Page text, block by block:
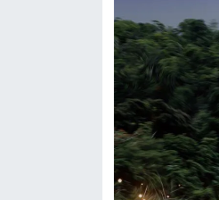
Yaşam-Çevre